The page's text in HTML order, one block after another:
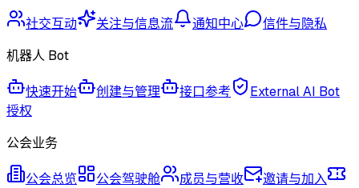
社交互动 关注与信息流 通知中心
信件与隐私
机器人 Bot
快速开始 创建与管理 接口参考
External AI Bot
授权
公会业务
公会总览 公会驾驶舱 成员与营收
邀请与加入